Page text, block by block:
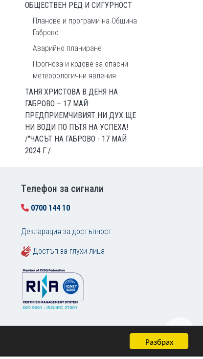
Разбрах
ОБЩЕСТВЕН РЕД И СИГУРНОСТ
Планове и програми на Община
Габрово
Аварийно планиране
Прогноза и кодове за опасни
метеорологични явления
ТАНЯ ХРИСТОВА В ДЕНЯ НА
ГАБРОВО – 17 МАЙ:
ПРЕДПРИЕМЧИВИЯТ НИ ДУХ ЩЕ
НИ ВОДИ ПО ПЪТЯ НА УСПЕХА!
/"ЧАСЪТ НА ГАБРОВО - 17 МАЙ
2024 Г./
Tелефон за сигнали
0700 144 10
Декларация за достъпност
Достъп за глухи лица